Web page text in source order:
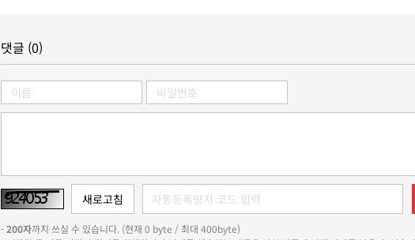
댓글 (0)
-200자까지 쓰실 수 있습니다. (현재 0 byte / 최대 400byte)